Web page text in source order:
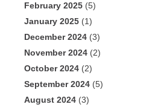
February 2025 (5)
January 2025 (1)
December 2024 (3)
November 2024 (2)
October 2024 (2)
September 2024 (5)
August 2024 (3)